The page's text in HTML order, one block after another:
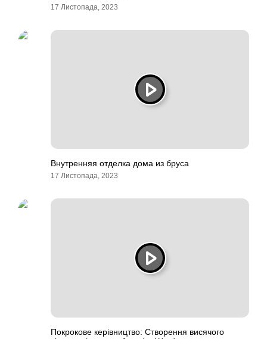
17 Листопада, 2023
Внутренняя отделка дома из бруса
17 Листопада, 2023
Покрокове керівництво: Створення висячого